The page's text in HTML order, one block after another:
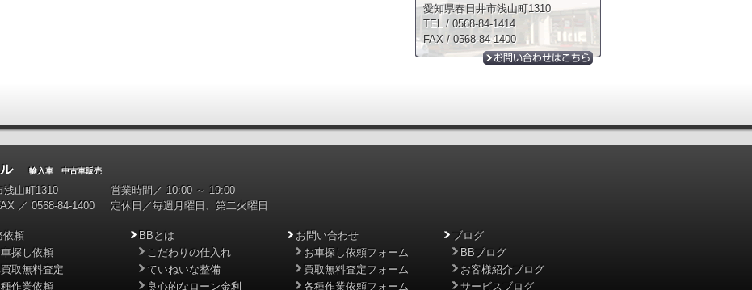
愛知県春日井市浅山町1310
TEL / 0568-84-1414
FAX / 0568-84-1400
輸入車 中古車販売
浅山町1310
／ 0568-84-1400
営業時間／ 10:00 ～ 19:00
定休日／毎週月曜日、第二火曜日
依頼
探し依頼
取無料査定
作業依頼
BBとは
こだわりの仕入れ
ていねいな整備
良心的なローン金利
お問い合わせ
お車探し依頼フォーム
買取無料査定フォーム
各種作業依頼フォーム
ブログ
BBブログ
お客様紹介ブログ
サービスブログ